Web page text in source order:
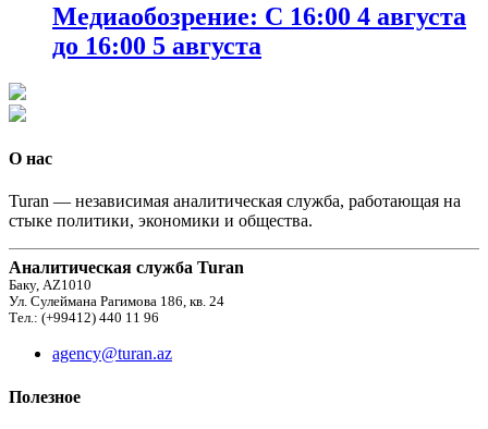
Медиаобозрение: С 16:00 4 августа
до 16:00 5 августа
О нас
Turan — независимая аналитическая служба, работающая на
стыке политики, экономики и общества.
Аналитическая служба Turan
Баку, AZ1010
Ул. Сулеймана Рагимова 186, кв. 24
Тел.: (+99412) 440 11 96
agency@turan.az
Полезное